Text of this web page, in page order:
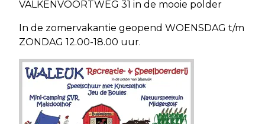
VALKENVOORTWEG 31 in de mooie polder
In de zomervakantie geopend WOENSDAG t/m
ZONDAG 12.00-18.00 uur.